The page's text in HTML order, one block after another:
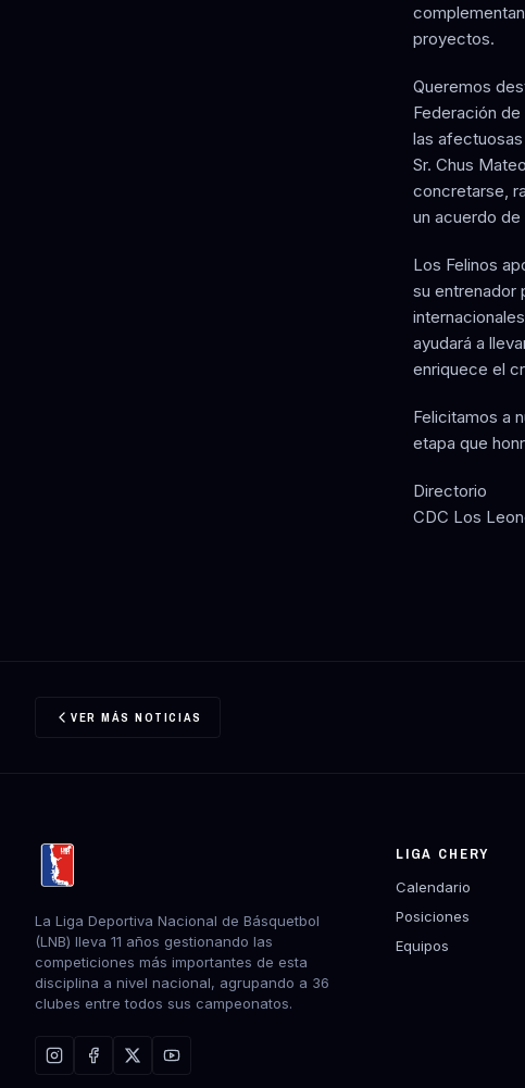
proyectos.
Queremos
Federación
las
Sr. Chus
concretarse,
un acuerdo
Los Felinos
su entrenador
ayudará a
enriquece el
Felicitamos a
etapa que
Directorio
CDC Los
VER MÁS NOTICIAS
La Liga Deportiva Nacional de Básquetbol
(LNB) lleva 11 años gestionando las
competiciones más importantes de esta
disciplina a nivel nacional, agrupando a 36
clubes entre todos sus campeonatos.
LIGA CHERY
Calendario
Posiciones
Equipos